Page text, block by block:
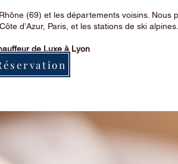
(69) et les départements voisins. Nous
d’Azur, Paris, et les stations de ski alpines.
de Luxe à Lyon